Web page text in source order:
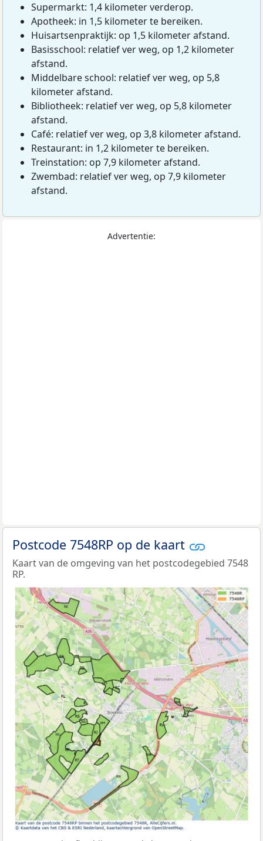
Supermarkt: 1,4 kilometer verderop.
Apotheek: in 1,5 kilometer te bereiken.
Huisartsenpraktijk: op 1,5 kilometer afstand.
Basisschool: relatief ver weg, op 1,2 kilometer
afstand.
Middelbare school: relatief ver weg, op 5,8
kilometer afstand.
Bibliotheek: relatief ver weg, op 5,8 kilometer
afstand.
Café: relatief ver weg, op 3,8 kilometer afstand.
Restaurant: in 1,2 kilometer te bereiken.
Treinstation: op 7,9 kilometer afstand.
Zwembad: relatief ver weg, op 7,9 kilometer
afstand.
Advertentie:
Postcode 7548RP op de kaart
Kaart van de omgeving van het postcodegebied 7548
RP.